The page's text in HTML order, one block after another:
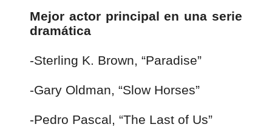
Mejor actor principal en una serie
dramática
-Sterling K. Brown, “Paradise”
-Gary Oldman, “Slow Horses”
-Pedro Pascal, “The Last of Us”